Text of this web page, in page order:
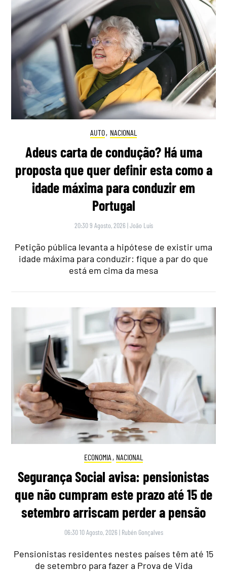
AUTO, NACIONAL
Adeus carta de condução? Há uma
proposta que quer definir esta como a
idade máxima para conduzir em
Portugal
20:30 9 Agosto, 2026 |João Luís
Petição pública levanta a hipótese de existir uma
idade máxima para conduzir: fique a par do que
está em cima da mesa
ECONOMIA , NACIONAL
Segurança Social avisa: pensionistas
que não cumpram este prazo até 15 de
setembro arriscam perder a pensão
06:30 10 Agosto, 2026 | Rubén Gonçalves
Pensionistas residentes nestes países têm até 15
de setembro para fazer a Prova de Vida